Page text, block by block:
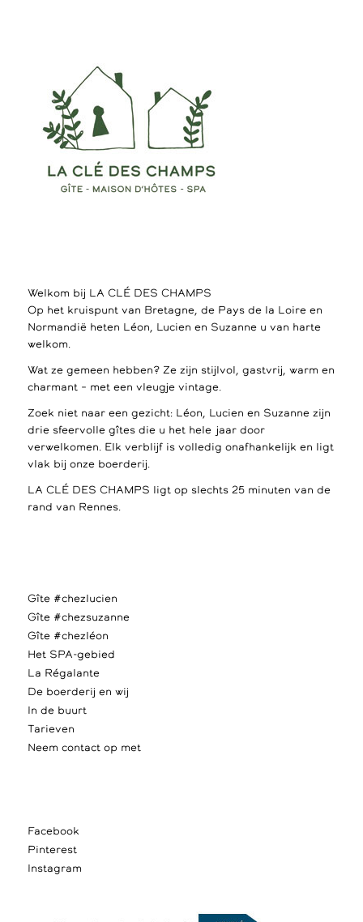
Welkom bij LA CLÉ DES CHAMPS
Op het kruispunt van Bretagne, de Pays de la Loire en
Normandië heten Léon, Lucien en Suzanne u van harte
welkom.
Wat ze gemeen hebben? Ze zijn stijlvol, gastvrij, warm en
charmant – met een vleugje vintage.
Zoek niet naar een gezicht: Léon, Lucien en Suzanne zijn
drie sfeervolle gîtes die u het hele jaar door
verwelkomen. Elk verblijf is volledig onafhankelijk en ligt
vlak bij onze boerderij.
LA CLÉ DES CHAMPS ligt op slechts 25 minuten van de
rand van Rennes.
Gîte #chezlucien
Gîte #chezsuzanne
Gîte #chezléon
Het SPA-gebied
La Régalante
De boerderij en wij
In de buurt
Tarieven
Neem contact op met
Facebook
Pinterest
Instagram